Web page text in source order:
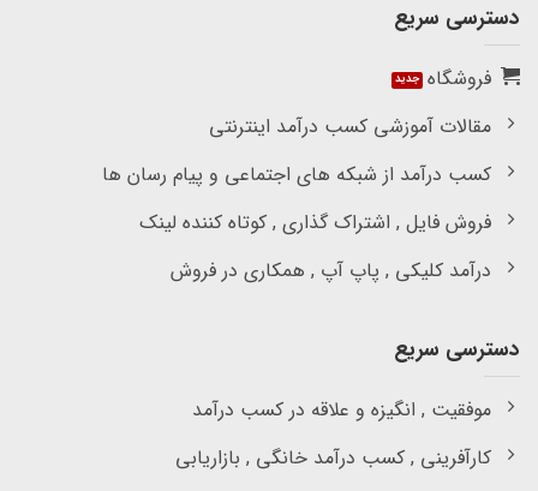
دسترسی سریع
فروشگاه
مقالات آموزشی کسب درآمد اینترنتی
کسب درآمد از شبکه های اجتماعی و پیام رسان ها
فروش فایل , اشتراک گذاری , کوتاه کننده لینک
درآمد کلیکی , پاپ آپ , همکاری در فروش
دسترسی سریع
موفقیت , انگیزه و علاقه در کسب درآمد
کارآفرینی , کسب درآمد خانگی , بازاریابی